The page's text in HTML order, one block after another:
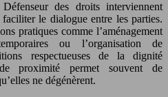
des droits interviennent
le dialogue entre les parties.
pratiques comme l’aménagement
ou l’organisation de
respectueuses de la dignité
proximité permet souvent de
ne dégénèrent.